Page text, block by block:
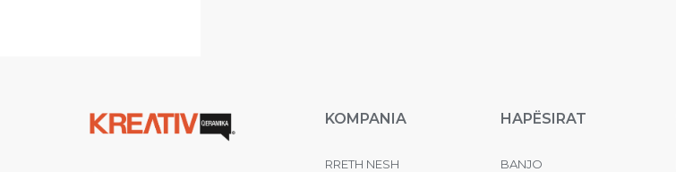
KOMPANIA
RRETH NESH
HAPËSIRAT
BANJO